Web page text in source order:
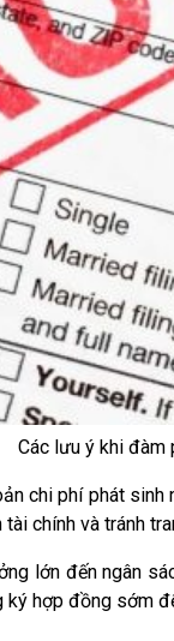
Các lưu ý khi đàm
chi phí phát
chính và tránh
lớn đến ngân
ký hợp đồng sớm